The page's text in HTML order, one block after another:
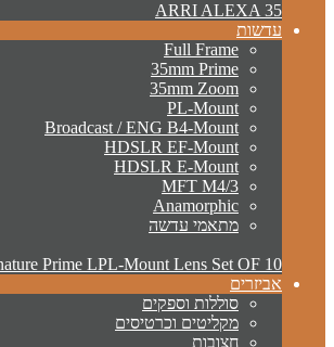
ARRI ALEXA 35
עדשות
Full Frame
35mm Prime
35mm Zoom
PL-Mount
Broadcast / ENG B4-Mount
HDSLR EF-Mount
HDSLR E-Mount
MFT M4/3
Anamorphic
מתאמי עדשה
Prime LPL-Mount Lens Set OF 10
אביזרים
סוללות וספקים
מקליטים וכרטיסים
חצובות